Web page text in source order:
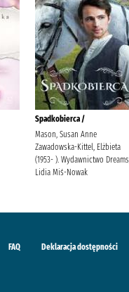
Spadkobierca /
Mason, Susan Anne
Zawadowska-Kittel, Elżbieta
(1953- ). Wydawnictwo Dreams,
Lidia Miś-Nowak
FAQ Deklaracja dostępności